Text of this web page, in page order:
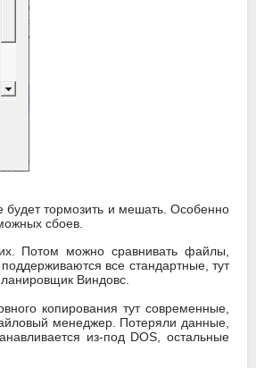
тормозить и мешать. Особенно
сбоев.
Потом можно сравнивать файлы,
все стандартные, тут
Виндовс.
копирования тут современные,
менеджер. Потеряли данные,
из-под DOS, остальные